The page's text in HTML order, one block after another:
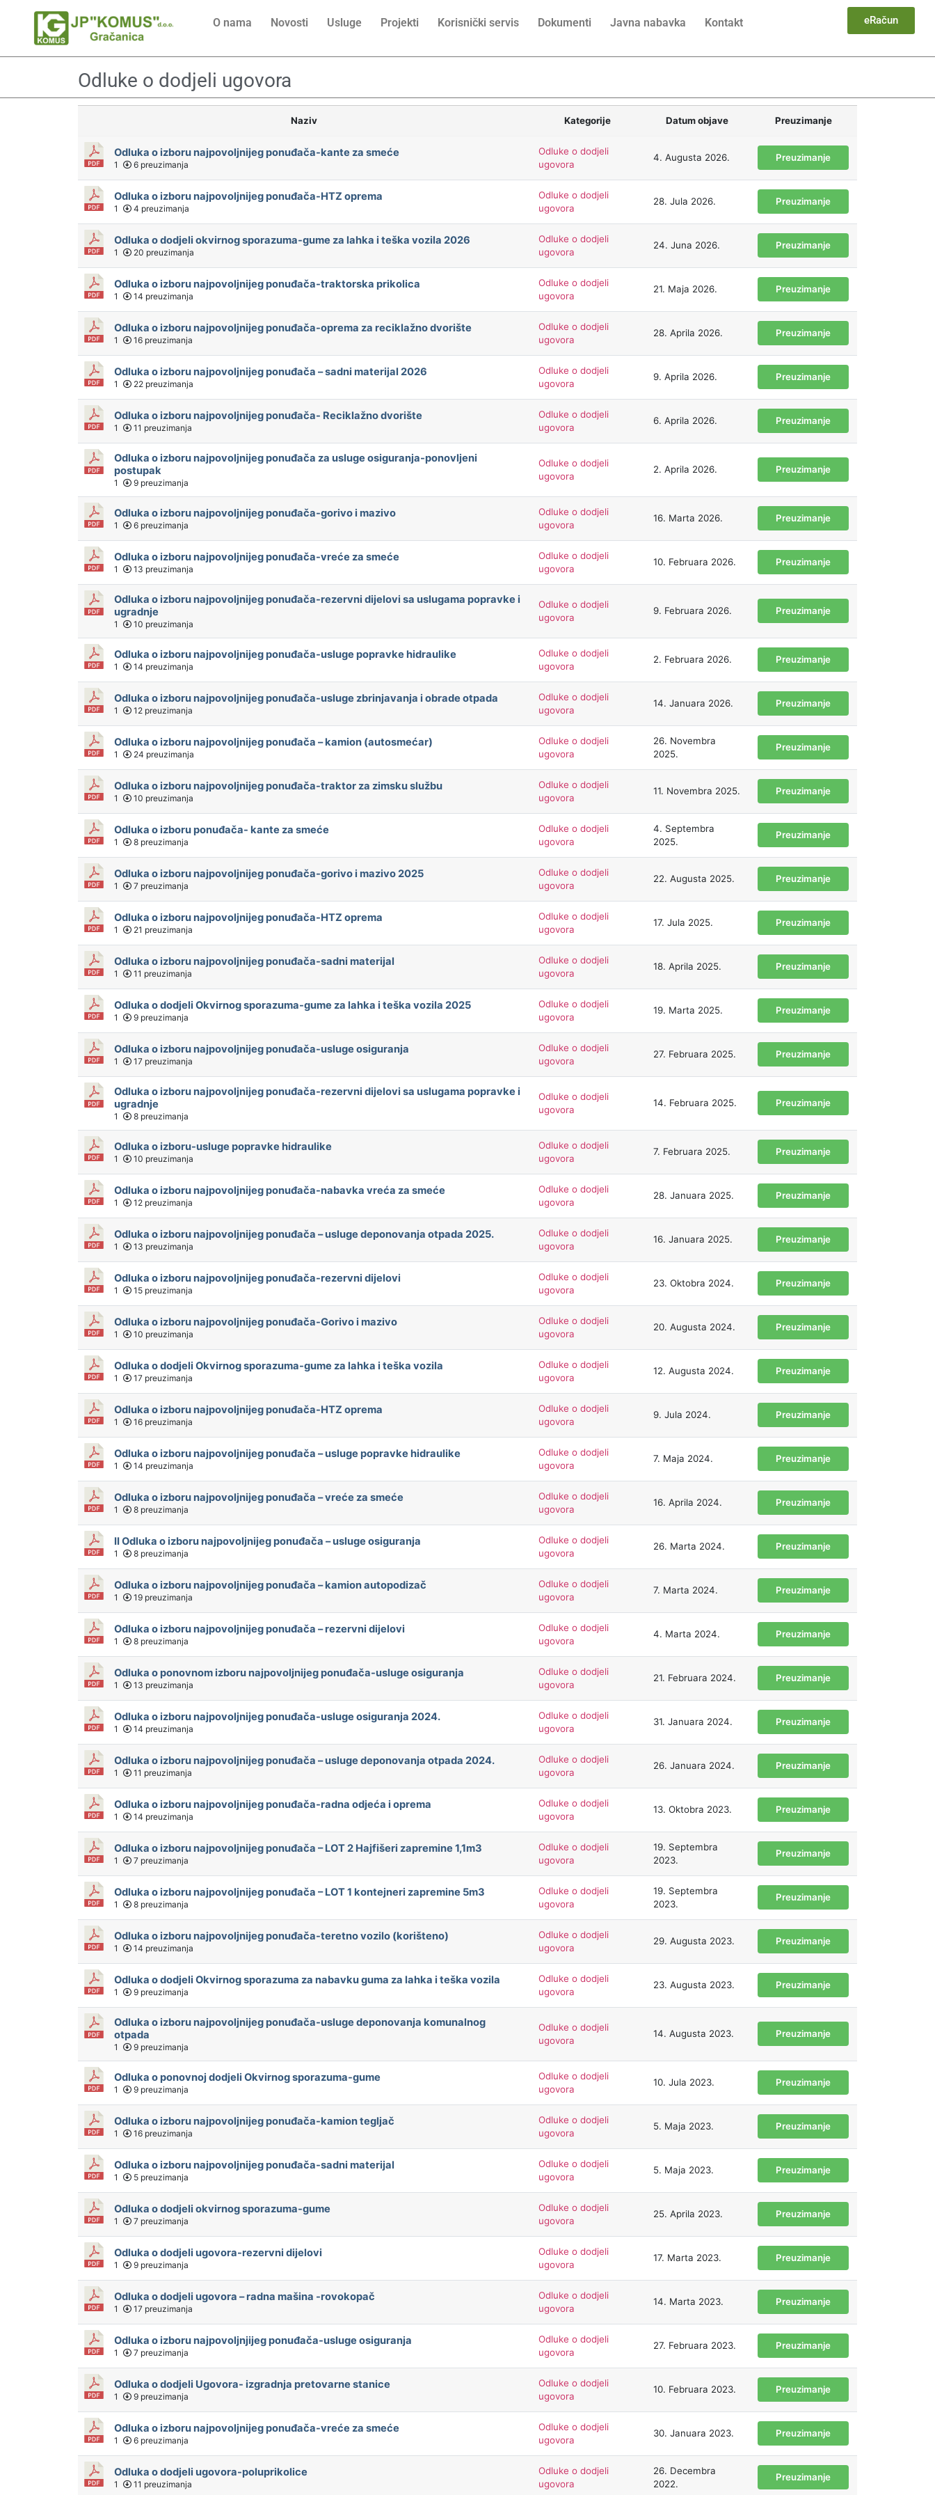
O nama Novosti Usluge Projekti Korisnički servis Dokumenti Javna nabavka Kontakt eRačun
Odluke o dodjeli ugovora
Naziv Kategorije Datum objave Preuzimanje
Odluka o izboru najpovoljnijeg ponuđača-kante za smeće
1 6 preuzimanja
Odluke o dodjeli
ugovora
4. Augusta 2026. Preuzimanje
Odluka o izboru najpovoljnijeg ponuđača-HTZ oprema
1 4 preuzimanja
Odluke o dodjeli
ugovora
28. Jula 2026. Preuzimanje
Odluka o dodjeli okvirnog sporazuma-gume za lahka i teška vozila 2026
1 20 preuzimanja
Odluke o dodjeli
ugovora
24. Juna 2026. Preuzimanje
Odluka o izboru najpovoljnijeg ponuđača-traktorska prikolica
1 14 preuzimanja
Odluke o dodjeli
ugovora
21. Maja 2026. Preuzimanje
Odluka o izboru najpovoljnijeg ponuđača-oprema za reciklažno dvorište
1 16 preuzimanja
Odluke o dodjeli
ugovora
28. Aprila 2026. Preuzimanje
Odluka o izboru najpovoljnijeg ponuđača – sadni materijal 2026
1 22 preuzimanja
Odluke o dodjeli
ugovora
9. Aprila 2026. Preuzimanje
Odluka o izboru najpovoljnijeg ponuđača- Reciklažno dvorište
1 11 preuzimanja
Odluke o dodjeli
ugovora
6. Aprila 2026. Preuzimanje
Odluka o izboru najpovoljnijeg ponuđača za usluge osiguranja-ponovljeni
postupak
1 9 preuzimanja
Odluke o dodjeli
ugovora
2. Aprila 2026. Preuzimanje
Odluka o izboru najpovoljnijeg ponuđača-gorivo i mazivo
1 6 preuzimanja
Odluke o dodjeli
ugovora
16. Marta 2026. Preuzimanje
Odluka o izboru najpovoljnijeg ponuđača-vreće za smeće
1 13 preuzimanja
Odluke o dodjeli
ugovora
10. Februara 2026. Preuzimanje
Odluka o izboru najpovoljnijeg ponuđača-rezervni dijelovi sa uslugama popravke i
ugradnje
1 10 preuzimanja
Odluke o dodjeli
ugovora
9. Februara 2026. Preuzimanje
Odluka o izboru najpovoljnijeg ponuđača-usluge popravke hidraulike
1 14 preuzimanja
Odluke o dodjeli
ugovora
2. Februara 2026. Preuzimanje
Odluka o izboru najpovoljnijeg ponuđača-usluge zbrinjavanja i obrade otpada
1 12 preuzimanja
Odluke o dodjeli
ugovora
14. Januara 2026. Preuzimanje
Odluka o izboru najpovoljnijeg ponuđača – kamion (autosmećar)
1 24 preuzimanja
Odluke o dodjeli
ugovora
26. Novembra
2025.
Preuzimanje
Odluka o izboru najpovoljnijeg ponuđača-traktor za zimsku službu
1 10 preuzimanja
Odluke o dodjeli
ugovora
11. Novembra 2025. Preuzimanje
Odluka o izboru ponuđača- kante za smeće
1 8 preuzimanja
Odluke o dodjeli
ugovora
4. Septembra
2025.
Preuzimanje
Odluka o izboru najpovoljnijeg ponuđača-gorivo i mazivo 2025
1 7 preuzimanja
Odluke o dodjeli
ugovora
22. Augusta 2025. Preuzimanje
Odluka o izboru najpovoljnijeg ponuđača-HTZ oprema
1 21 preuzimanja
Odluke o dodjeli
ugovora
17. Jula 2025. Preuzimanje
Odluka o izboru najpovoljnijeg ponuđača-sadni materijal
1 11 preuzimanja
Odluke o dodjeli
ugovora
18. Aprila 2025. Preuzimanje
Odluka o dodjeli Okvirnog sporazuma-gume za lahka i teška vozila 2025
1 9 preuzimanja
Odluke o dodjeli
ugovora
19. Marta 2025. Preuzimanje
Odluka o izboru najpovoljnijeg ponuđača-usluge osiguranja
1 17 preuzimanja
Odluke o dodjeli
ugovora
27. Februara 2025. Preuzimanje
Odluka o izboru najpovoljnijeg ponuđača-rezervni dijelovi sa uslugama popravke i
ugradnje
1 8 preuzimanja
Odluke o dodjeli
ugovora
14. Februara 2025. Preuzimanje
Odluka o izboru-usluge popravke hidraulike
1 10 preuzimanja
Odluke o dodjeli
ugovora
7. Februara 2025. Preuzimanje
Odluka o izboru najpovoljnijeg ponuđača-nabavka vreća za smeće
1 12 preuzimanja
Odluke o dodjeli
ugovora
28. Januara 2025. Preuzimanje
Odluka o izboru najpovoljnijeg ponuđača – usluge deponovanja otpada 2025.
1 13 preuzimanja
Odluke o dodjeli
ugovora
16. Januara 2025. Preuzimanje
Odluka o izboru najpovoljnijeg ponuđača-rezervni dijelovi
1 15 preuzimanja
Odluke o dodjeli
ugovora
23. Oktobra 2024. Preuzimanje
Odluka o izboru najpovoljnijeg ponuđača-Gorivo i mazivo
1 10 preuzimanja
Odluke o dodjeli
ugovora
20. Augusta 2024. Preuzimanje
Odluka o dodjeli Okvirnog sporazuma-gume za lahka i teška vozila
1 17 preuzimanja
Odluke o dodjeli
ugovora
12. Augusta 2024. Preuzimanje
Odluka o izboru najpovoljnijeg ponuđača-HTZ oprema
1 16 preuzimanja
Odluke o dodjeli
ugovora
9. Jula 2024. Preuzimanje
Odluka o izboru najpovoljnijeg ponuđača – usluge popravke hidraulike
1 14 preuzimanja
Odluke o dodjeli
ugovora
7. Maja 2024. Preuzimanje
Odluka o izboru najpovoljnijeg ponuđača – vreće za smeće
1 8 preuzimanja
Odluke o dodjeli
ugovora
16. Aprila 2024. Preuzimanje
II Odluka o izboru najpovoljnijeg ponuđača – usluge osiguranja
1 8 preuzimanja
Odluke o dodjeli
ugovora
26. Marta 2024. Preuzimanje
Odluka o izboru najpovoljnijeg ponuđača – kamion autopodizač
1 19 preuzimanja
Odluke o dodjeli
ugovora
7. Marta 2024. Preuzimanje
Odluka o izboru najpovoljnijeg ponuđača – rezervni dijelovi
1 8 preuzimanja
Odluke o dodjeli
ugovora
4. Marta 2024. Preuzimanje
Odluka o ponovnom izboru najpovoljnijeg ponuđača-usluge osiguranja
1 13 preuzimanja
Odluke o dodjeli
ugovora
21. Februara 2024. Preuzimanje
Odluka o izboru najpovoljnijeg ponuđača-usluge osiguranja 2024.
1 14 preuzimanja
Odluke o dodjeli
ugovora
31. Januara 2024. Preuzimanje
Odluka o izboru najpovoljnijeg ponuđača – usluge deponovanja otpada 2024.
1 11 preuzimanja
Odluke o dodjeli
ugovora
26. Januara 2024. Preuzimanje
Odluka o izboru najpovoljnijeg ponuđača-radna odjeća i oprema
1 14 preuzimanja
Odluke o dodjeli
ugovora
13. Oktobra 2023. Preuzimanje
Odluka o izboru najpovoljnijeg ponuđača – LOT 2 Hajfišeri zapremine 1,1m3
1 7 preuzimanja
Odluke o dodjeli
ugovora
19. Septembra
2023.
Preuzimanje
Odluka o izboru najpovoljnijeg ponuđača – LOT 1 kontejneri zapremine 5m3
1 8 preuzimanja
Odluke o dodjeli
ugovora
19. Septembra
2023.
Preuzimanje
Odluka o izboru najpovoljnijeg ponuđača-teretno vozilo (korišteno)
1 14 preuzimanja
Odluke o dodjeli
ugovora
29. Augusta 2023. Preuzimanje
Odluka o dodjeli Okvirnog sporazuma za nabavku guma za lahka i teška vozila
1 9 preuzimanja
Odluke o dodjeli
ugovora
23. Augusta 2023. Preuzimanje
Odluka o izboru najpovoljnijeg ponuđača-usluge deponovanja komunalnog
otpada
1 9 preuzimanja
Odluke o dodjeli
ugovora
14. Augusta 2023. Preuzimanje
Odluka o ponovnoj dodjeli Okvirnog sporazuma-gume
1 9 preuzimanja
Odluke o dodjeli
ugovora
10. Jula 2023. Preuzimanje
Odluka o izboru najpovoljnijeg ponuđača-kamion tegljač
1 16 preuzimanja
Odluke o dodjeli
ugovora
5. Maja 2023. Preuzimanje
Odluka o izboru najpovoljnijeg ponuđača-sadni materijal
1 5 preuzimanja
Odluke o dodjeli
ugovora
5. Maja 2023. Preuzimanje
Odluka o dodjeli okvirnog sporazuma-gume
1 7 preuzimanja
Odluke o dodjeli
ugovora
25. Aprila 2023. Preuzimanje
Odluka o dodjeli ugovora-rezervni dijelovi
1 9 preuzimanja
Odluke o dodjeli
ugovora
17. Marta 2023. Preuzimanje
Odluka o dodjeli ugovora – radna mašina -rovokopač
1 17 preuzimanja
Odluke o dodjeli
ugovora
14. Marta 2023. Preuzimanje
Odluka o izboru najpovoljnjijeg ponuđača-usluge osiguranja
1 7 preuzimanja
Odluke o dodjeli
ugovora
27. Februara 2023. Preuzimanje
Odluka o dodjeli Ugovora- izgradnja pretovarne stanice
1 9 preuzimanja
Odluke o dodjeli
ugovora
10. Februara 2023. Preuzimanje
Odluka o izboru najpovoljnijeg ponuđača-vreće za smeće
1 6 preuzimanja
Odluke o dodjeli
ugovora
30. Januara 2023. Preuzimanje
Odluka o dodjeli ugovora-poluprikolice
1 11 preuzimanja
Odluke o dodjeli
ugovora
26. Decembra
2022.
Preuzimanje